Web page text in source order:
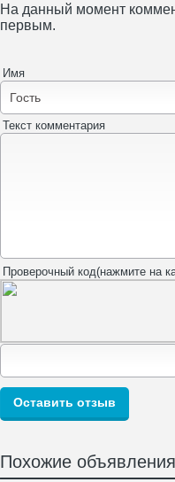
На данный момент
первым.
Имя
Текст комментария
Проверочный код(нажмите на
Похожие объявления